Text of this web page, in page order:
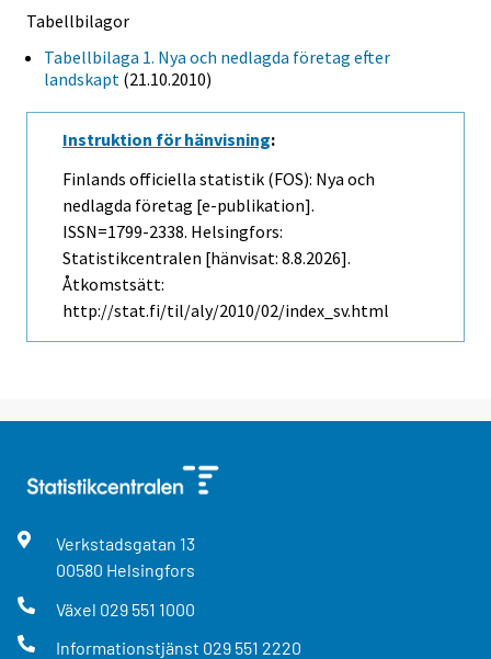
Tabellbilagor
Tabellbilaga 1. Nya och nedlagda företag efter
landskapt (21.10.2010)
Instruktion för hänvisning:
Finlands officiella statistik (FOS): Nya och
nedlagda företag [e-publikation].
ISSN=1799-2338. Helsingfors:
Statistikcentralen [hänvisat: 8.8.2026].
Åtkomstsätt:
http://stat.fi/til/aly/2010/02/index_sv.html
Verkstadsgatan 13
00580 Helsingfors
Växel 029 551 1000
Informationstjänst 029 551 2220